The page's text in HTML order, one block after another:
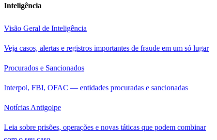
Inteligência
Visão Geral de Inteligência
Veja casos, alertas e registros importantes de fraude em um só lugar
Procurados e Sancionados
Interpol, FBI, OFAC — entidades procuradas e sancionadas
Notícias Antigolpe
Leia sobre prisões, operações e novas táticas que podem combinar